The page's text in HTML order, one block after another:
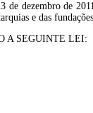
de dezembro de
e das
A SEGUINTE LEI: